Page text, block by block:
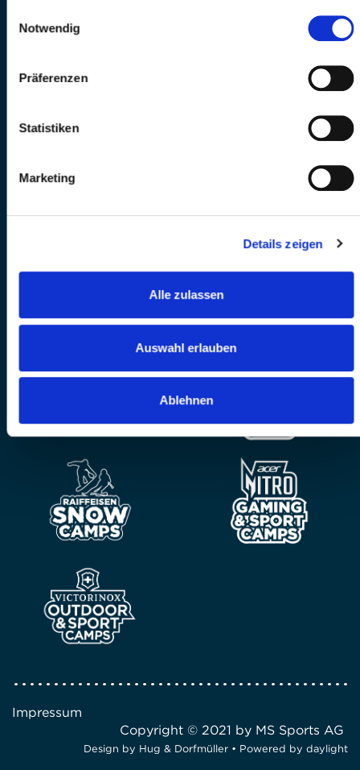
Notwendig
Präferenzen
Statistiken
Marketing
Details zeigen
Alle zulassen
Auswahl erlauben
Ablehnen
MS Sports folgen
Impressum
Copyright © 2021 by MS Sports AG
Design by Hug & Dorfmüller • Powered by daylight